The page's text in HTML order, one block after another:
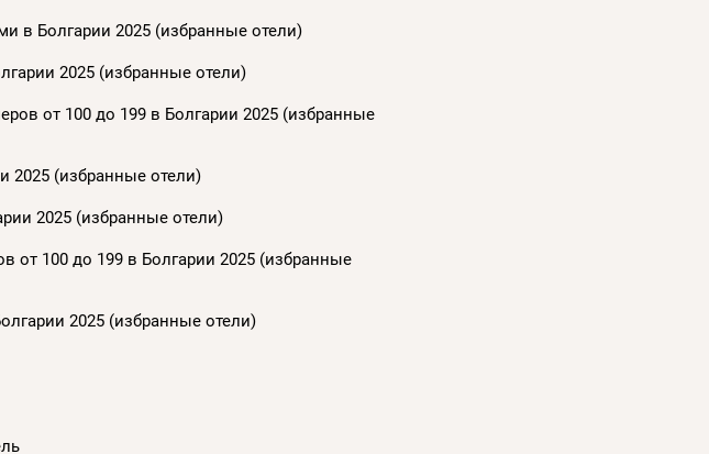
в Болгарии 2025 (избранные отели)
2025 (избранные отели)
от 100 до 199 в Болгарии 2025 (избранные
2025 (избранные отели)
2025 (избранные отели)
от 100 до 199 в Болгарии 2025 (избранные
2025 (избранные отели)